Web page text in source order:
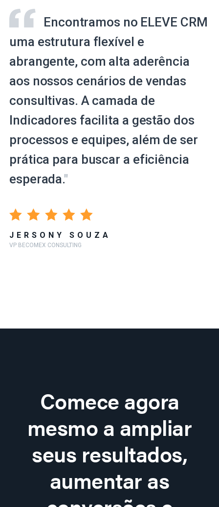
Encontramos no ELEVE CRM
uma estrutura flexível e
abrangente, com alta aderência
aos nossos cenários de vendas
consultivas. A camada de
Indicadores facilita a gestão dos
processos e equipes, além de ser
prática para buscar a eficiência
esperada."
JERSONY SOUZA
VP BECOMEX CONSULTING
Comece agora
mesmo a ampliar
seus resultados,
aumentar as